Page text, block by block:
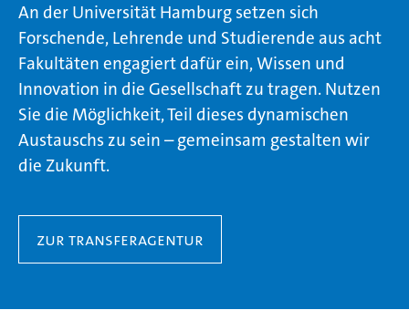
An der Universität Hamburg setzen sich
Forschende, Lehrende und Studierende aus acht
Fakultäten engagiert dafür ein, Wissen und
Innovation in die Gesellschaft zu tragen. Nutzen
Sie die Möglichkeit, Teil dieses dynamischen
Austauschs zu sein – gemeinsam gestalten wir
die Zukunft.
Zur Transferagentur